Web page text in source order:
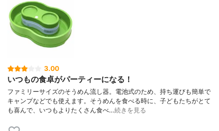
3.00
いつもの食卓がパーティーになる！
ファミリーサイズのそうめん流し器。電池式のため、持ち運びも簡単で
キャンプなどでも使えます。そうめんを食べる時に、子どもたちがとて
も喜んで、いつもよりたくさん食べ…続きを見る